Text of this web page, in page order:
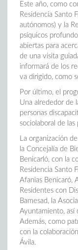
Este año, como
Residencia Santo
autónomos) y la
psíquicos
abiertas para
de una visita
informará de los
va dirigido, como
Por último, el
Una alrededor de
personas
sociolaboral de las
La organización
la Concejalía de
Benicarló, con la
Residencia Santo
Afanias Benicaró,
Residentes con
Bamesad, la
Ayuntamiento, así
Además, como
con la
Ávila.